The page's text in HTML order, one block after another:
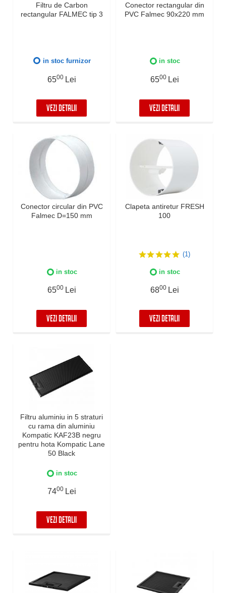
Filtru de Carbon
rectangular FALMEC tip 3
in stoc furnizor
6500 Lei
VEZI DETALII
Conector rectangular din
PVC Falmec 90x220 mm
in stoc
6500 Lei
VEZI DETALII
Conector circular din PVC
Falmec D=150 mm
in stoc
6500 Lei
VEZI DETALII
Clapeta antiretur FRESH
100
(1)
in stoc
6800 Lei
VEZI DETALII
Filtru aluminiu in 5 straturi
cu rama din aluminiu
Kompatic KAF23B negru
pentru hota Kompatic Lane
50 Black
in stoc
7400 Lei
VEZI DETALII